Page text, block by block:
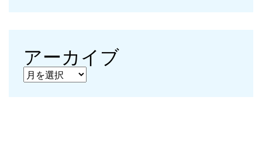
アーカイブ
アーカイブ